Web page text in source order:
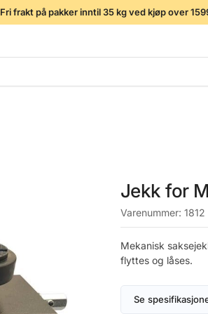
Fri frakt på pakker inntil 35 kg ved kjøp over
Jekk for
Varenummer: 1812
Mekanisk
flyttes og låses.
Se